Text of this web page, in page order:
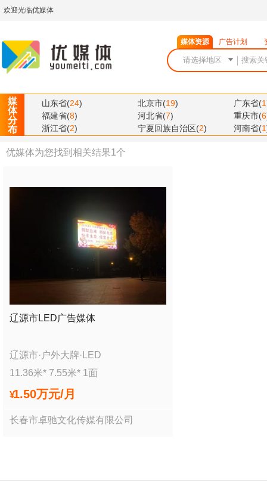
欢迎光临优媒体
媒体资源 广告计划
媒
体
分
布
山东省(24) 北京市(19) 广东省(
福建省(8) 河北省(7) 重庆市(6
浙江省(2) 宁夏回族自治区(2) 河南省(1
优媒体为您找到相关结果1 个
辽源市LED广告媒体
辽源市· 户外大牌· LED
11.36米* 7.55米* 1 面
¥1.50万元/月
长春市卓驰文化传媒有限公司